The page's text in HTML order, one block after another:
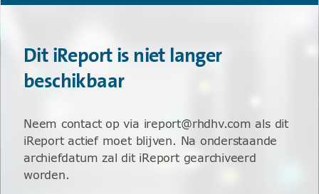
Dit iReport is niet langer
beschikbaar
Neem contact op via ireport@rhdhv.com als dit
iReport actief moet blijven. Na onderstaande
archiefdatum zal dit iReport gearchiveerd
worden.